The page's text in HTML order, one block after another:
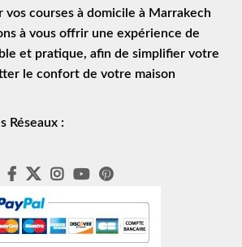
courses à domicile à Marrakech
à vous offrir une expérience de
et pratique, afin de simplifier votre
le confort de votre maison
Réseaux :